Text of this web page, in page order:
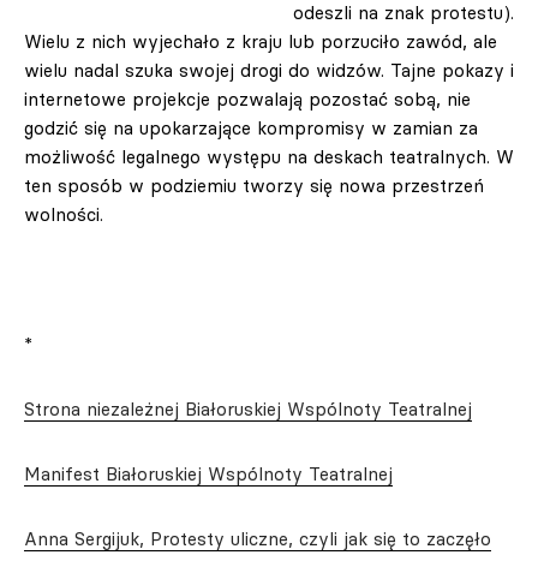
odeszli na znak protestu).
Wielu z nich wyjechało z kraju lub porzuciło zawód, ale
wielu nadal szuka swojej drogi do widzów. Tajne pokazy i
internetowe projekcje pozwalają pozostać sobą, nie
godzić się na upokarzające kompromisy w zamian za
możliwość legalnego występu na deskach teatralnych. W
ten sposób w podziemiu ​tworzy się nowa przestrzeń
wolności.
*
Strona niezależnej Białoruskiej Wspólnoty Teatralnej
Manifest Białoruskiej Wspólnoty Teatralnej
Anna Sergijuk, Protesty uliczne, czyli jak się to zaczęło